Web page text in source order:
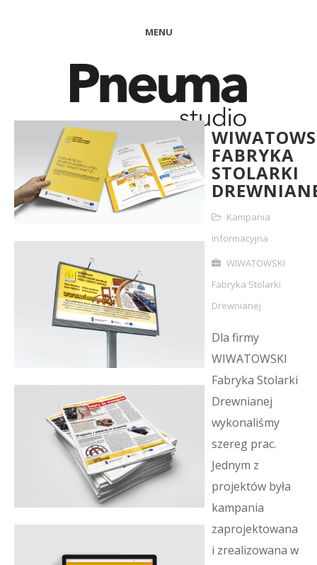
MENU
FABRYKA
STOLARKI
Kampania
informacyjna
WIWATOWSKI
Fabryka Stolarki
Drewnianej
Dla firmy
WIWATOWSKI
Fabryka Stolarki
Drewnianej
wykonaliśmy
szereg prac.
Jednym z
projektów była
kampania
zaprojektowana
i zrealizowana w